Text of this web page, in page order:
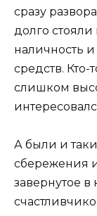
сразу
долго
наличность
средств. Кто-
слишком
А были и
сбережения
завернутое